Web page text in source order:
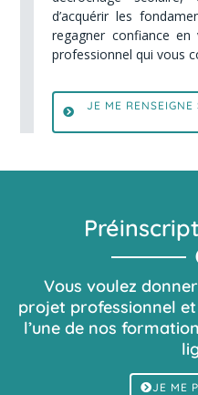
d’acquérir les
regagner confiance
professionnel qui vous
JE ME
Vous voulez
projet professionnel
l’une de nos
JE ME